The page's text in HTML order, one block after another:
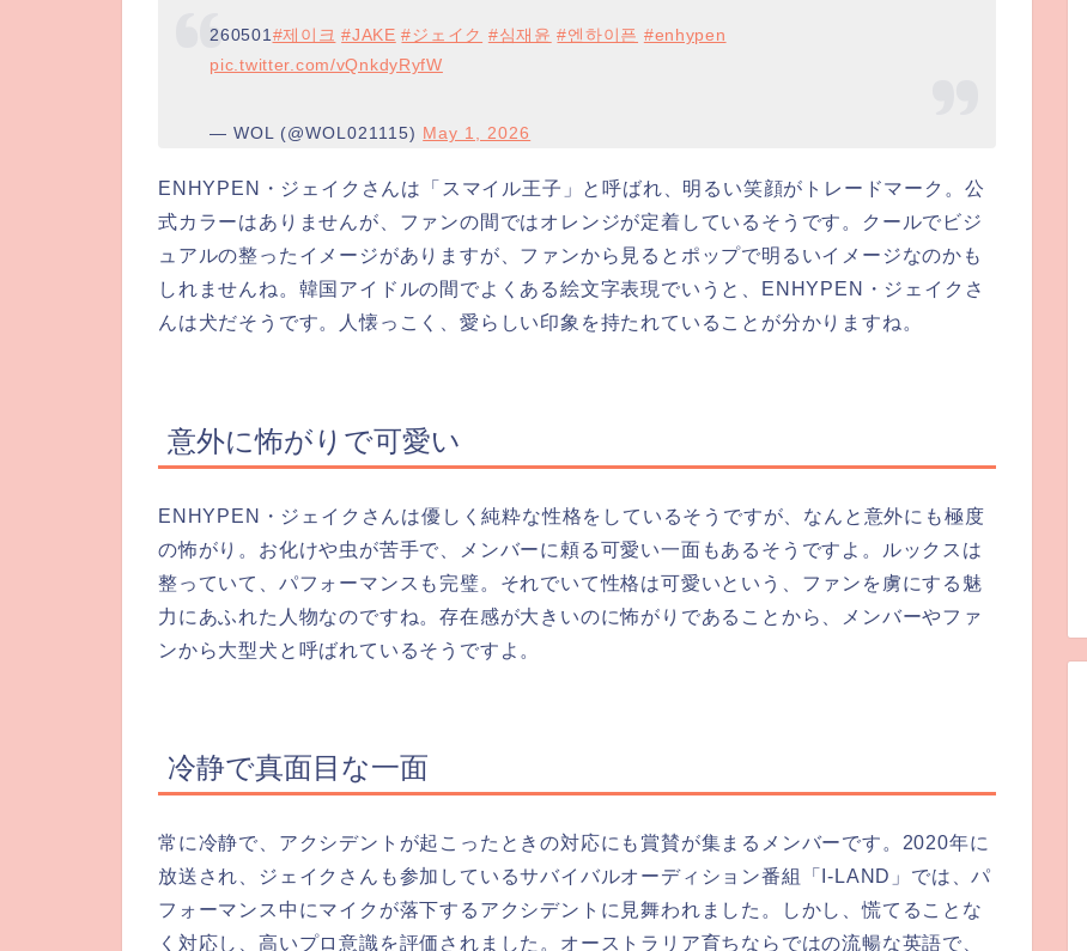
260501 #제이크 #JAKE #ジェイク #심재윤 #엔하이픈 #enhypen
pic.twitter.com/vQnkdyRyfW
— WOL (@WOL021115) May 1, 2026
ENHYPEN・ジェイクさんは「スマイル王子」と呼ばれ、明るい笑顔がトレードマーク。公
式カラーはありませんが、ファンの間ではオレンジが定着しているそうです。クールでビジ
ュアルの整ったイメージがありますが、ファンから見るとポップで明るいイメージなのかも
しれませんね。韓国アイドルの間でよくある絵文字表現でいうと、ENHYPEN・ジェイクさ
んは犬だそうです。人懐っこく、愛らしい印象を持たれていることが分かりますね。
意外に怖がりで可愛い
ENHYPEN・ジェイクさんは優しく純粋な性格をしているそうですが、なんと意外にも極度
の怖がり。お化けや虫が苦手で、メンバーに頼る可愛い一面もあるそうですよ。ルックスは
整っていて、パフォーマンスも完璧。それでいて性格は可愛いという、ファンを虜にする魅
力にあふれた人物なのですね。存在感が大きいのに怖がりであることから、メンバーやファ
ンから大型犬と呼ばれているそうですよ。
冷静で真面目な一面
常に冷静で、アクシデントが起こったときの対応にも賞賛が集まるメンバーです。2020年に
放送され、ジェイクさんも参加しているサバイバルオーディション番組「I-LAND」では、パ
フォーマンス中にマイクが落下するアクシデントに見舞われました。しかし、慌てることな
く対応し、高いプロ意識を評価されました。オーストラリア育ちならではの流暢な英語で、